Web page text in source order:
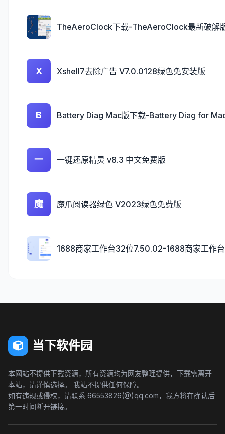
TheAeroClock下载-TheAeroClock最新破解
X Xshell7去除广告 V7.0.0128绿色免安装版
B Battery Diag Mac版下载-Battery Diag for
一 一键还原精灵 v8.3 中文免费版
魔 魔爪阅读器绿色 V2023绿色免费版
1688商家工作台32位7.50.02-1688商家工作
当下软件园
本网站不提供下载资源，所有资源均为网友整理提供，下载需离开
本站，请谨慎选择。 我站不提供任何保障。
如有违规或侵权，请联系 66553826(@)qq.com，我方将在确认后
第一时间断开链接。